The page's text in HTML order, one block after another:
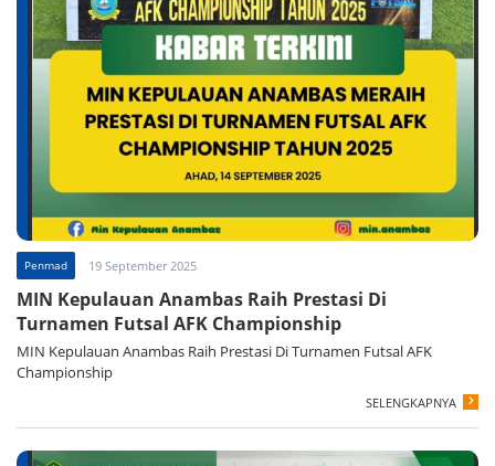
Penmad 19 September 2025
MIN Kepulauan Anambas Raih Prestasi Di
Turnamen Futsal AFK Championship
MIN Kepulauan Anambas Raih Prestasi Di Turnamen Futsal AFK
Championship
SELENGKAPNYA